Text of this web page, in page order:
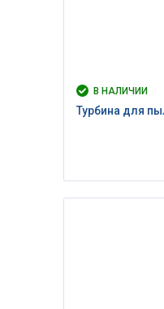
В НАЛИЧИИ
Турбина для